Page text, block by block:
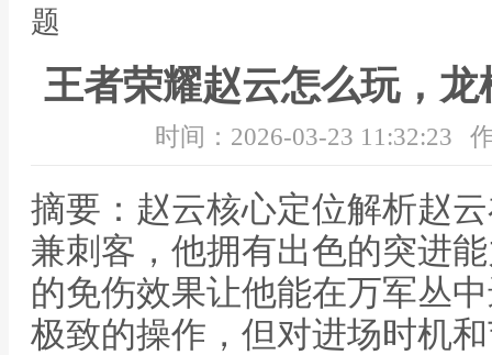
题
王者荣耀赵云怎么玩，
时间：2026-03-23 11:32:23
摘要：赵云核心定位解析赵
兼刺客，他拥有出色的突进
的免伤效果让他能在万军丛
极致的操作，但对进场时机